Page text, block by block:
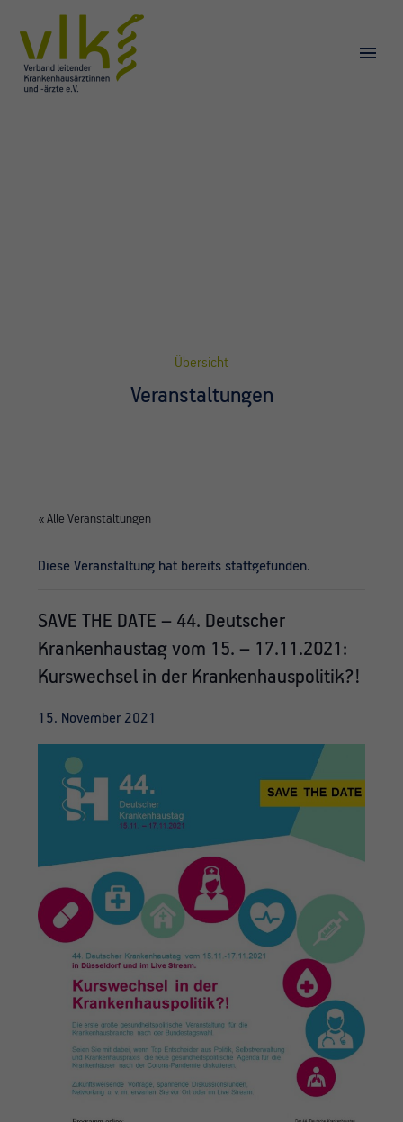
Übersicht
Veranstaltungen
« Alle Veranstaltungen
Diese Veranstaltung hat bereits stattgefunden.
SAVE THE DATE – 44. Deutscher
Krankenhaustag vom 15. – 17.11.2021:
Kurswechsel in der Krankenhauspolitik?!
15. November 2021